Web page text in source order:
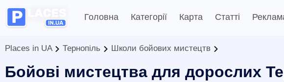
Головна Категорії Карта Статті
Places in UA Тернопіль Школи бойових мистецтв
Бойові мистецтва для дорослих